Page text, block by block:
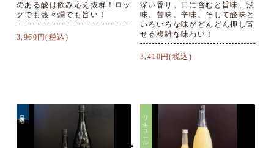
のある酸は飲み応え抜群！ロッ
クでも熱々燗でも旨い！
3,960円(税込)
深い香り。口に含むと旨味、渋
味、苦味、辛味、そして酸味と
いろいろな味がどんどん押し寄
せる複雑な味わい！
3,410円(税込)
リキュール